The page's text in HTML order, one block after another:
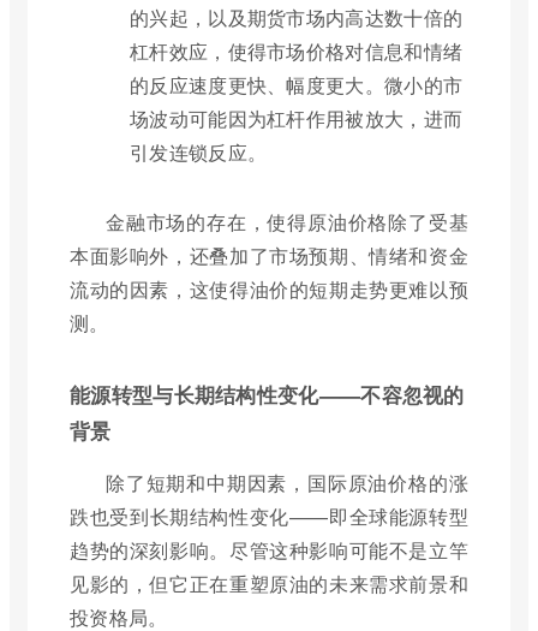
的兴起，以及期货市场内高达数十倍的
杠杆效应，使得市场价格对信息和情绪
的反应速度更快、幅度更大。微小的市
场波动可能因为杠杆作用被放大，进而
引发连锁反应。
金融市场的存在，使得原油价格除了受基
本面影响外，还叠加了市场预期、情绪和资金
流动的因素，这使得油价的短期走势更难以预
测。
能源转型与长期结构性变化——不容忽视的
背景
除了短期和中期因素，国际原油价格的涨
跌也受到长期结构性变化——即全球能源转型
趋势的深刻影响。尽管这种影响可能不是立竿
见影的，但它正在重塑原油的未来需求前景和
投资格局。